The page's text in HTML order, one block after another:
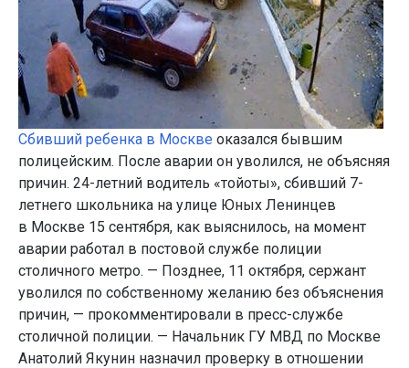
Сбивший ребенка в Москве оказался бывшим
полицейским. После аварии он уволился, не объясняя
причин. 24-летний водитель «тойоты», сбивший 7-
летнего школьника на улице Юных Ленинцев
в Москве 15 сентября, как выяснилось, на момент
аварии работал в постовой службе полиции
столичного метро. — Позднее, 11 октября, сержант
уволился по собственному желанию без объяснения
причин, — прокомментировали в пресс-службе
столичной полиции. — Начальник ГУ МВД по Москве
Анатолий Якунин назначил проверку в отношении